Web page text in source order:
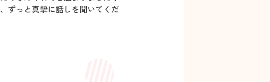
ずっと真摯に話しを聞いてくだ